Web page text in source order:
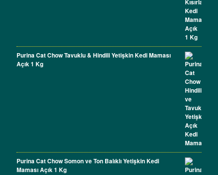
Purina Cat Chow Tavuklu & Hindili Yetişkin Kedi Maması
Açık 1 Kg
Purina Cat Chow Somon ve Ton Balıklı Yetişkin Kedi
Maması Açık 1 Kg